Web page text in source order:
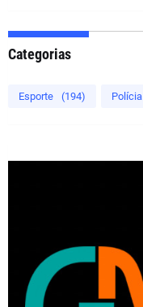
Categorias
Esporte (194) Polícia